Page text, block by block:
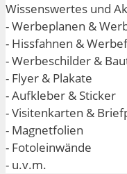
Wissenswertes und
- Werbeplanen &
- Hissfahnen &
- Werbeschilder &
- Flyer & Plakate
- Aufkleber & Sticker
- Visitenkarten &
- Magnetfolien
- Fotoleinwände
- u.v.m.